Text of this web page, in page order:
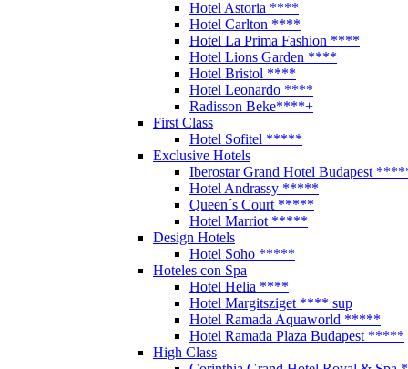
Hotel Astoria ****
Hotel Carlton ****
Hotel La Prima Fashion ****
Hotel Lions Garden ****
Hotel Bristol ****
Hotel Leonardo ****
Radisson Beke****+
First Class
Hotel Sofitel *****
Exclusive Hotels
Iberostar Grand Hotel Budapest
Hotel Andrassy *****
Queen´s Court *****
Hotel Marriot *****
Design Hotels
Hotel Soho *****
Hoteles con Spa
Hotel Helia ****
Hotel Margitsziget **** sup
Hotel Ramada Aquaworld *****
Hotel Ramada Plaza Budapest *****
High Class